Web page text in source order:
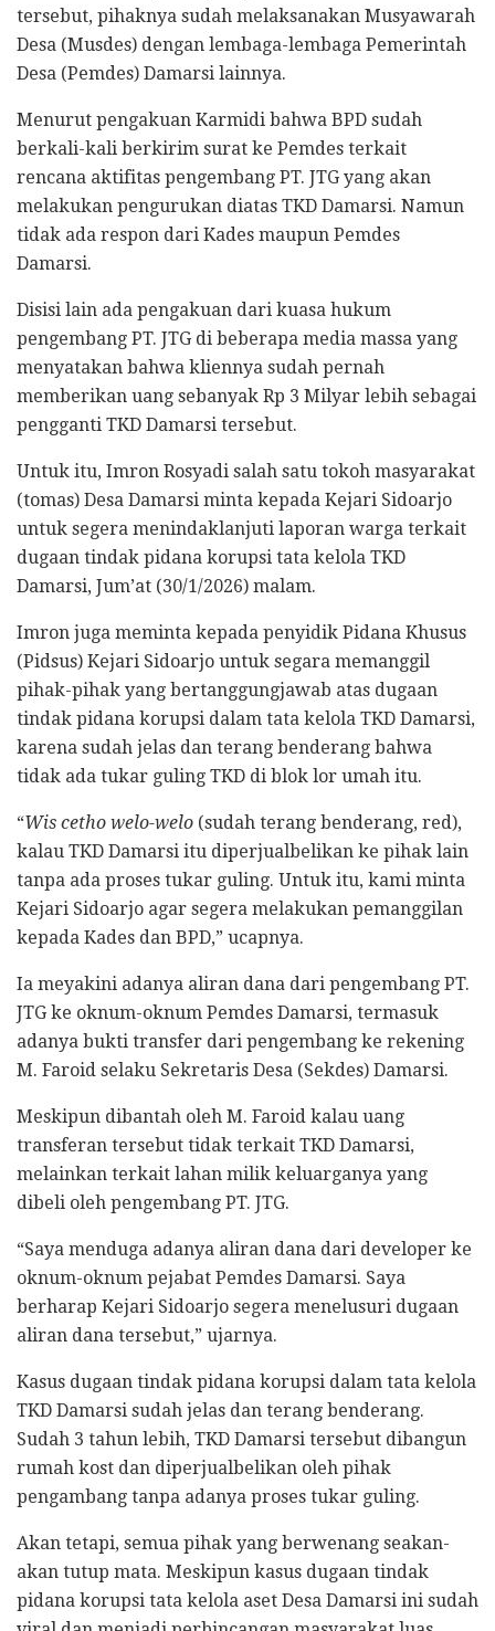
tersebut, pihaknya sudah melaksanakan Musyawarah
Desa (Musdes) dengan lembaga-lembaga Pemerintah
Desa (Pemdes) Damarsi lainnya.
Menurut pengakuan Karmidi bahwa BPD sudah
berkali-kali berkirim surat ke Pemdes terkait
rencana aktifitas pengembang PT. JTG yang akan
melakukan pengurukan diatas TKD Damarsi. Namun
tidak ada respon dari Kades maupun Pemdes
Damarsi.
Disisi lain ada pengakuan dari kuasa hukum
pengembang PT. JTG di beberapa media massa yang
menyatakan bahwa kliennya sudah pernah
memberikan uang sebanyak Rp 3 Milyar lebih sebagai
pengganti TKD Damarsi tersebut.
Untuk itu, Imron Rosyadi salah satu tokoh masyarakat
(tomas) Desa Damarsi minta kepada Kejari Sidoarjo
untuk segera menindaklanjuti laporan warga terkait
dugaan tindak pidana korupsi tata kelola TKD
Damarsi, Jum’at (30/1/2026) malam.
Imron juga meminta kepada penyidik Pidana Khusus
(Pidsus) Kejari Sidoarjo untuk segara memanggil
pihak-pihak yang bertanggungjawab atas dugaan
tindak pidana korupsi dalam tata kelola TKD Damarsi,
karena sudah jelas dan terang benderang bahwa
tidak ada tukar guling TKD di blok lor umah itu.
“Wis cetho welo-welo (sudah terang benderang, red),
kalau TKD Damarsi itu diperjualbelikan ke pihak lain
tanpa ada proses tukar guling. Untuk itu, kami minta
Kejari Sidoarjo agar segera melakukan pemanggilan
kepada Kades dan BPD,” ucapnya.
Ia meyakini adanya aliran dana dari pengembang PT.
JTG ke oknum-oknum Pemdes Damarsi, termasuk
adanya bukti transfer dari pengembang ke rekening
M. Faroid selaku Sekretaris Desa (Sekdes) Damarsi.
Meskipun dibantah oleh M. Faroid kalau uang
transferan tersebut tidak terkait TKD Damarsi,
melainkan terkait lahan milik keluarganya yang
dibeli oleh pengembang PT. JTG.
“Saya menduga adanya aliran dana dari developer ke
oknum-oknum pejabat Pemdes Damarsi. Saya
berharap Kejari Sidoarjo segera menelusuri dugaan
aliran dana tersebut,” ujarnya.
Kasus dugaan tindak pidana korupsi dalam tata kelola
TKD Damarsi sudah jelas dan terang benderang.
Sudah 3 tahun lebih, TKD Damarsi tersebut dibangun
rumah kost dan diperjualbelikan oleh pihak
pengambang tanpa adanya proses tukar guling.
Akan tetapi, semua pihak yang berwenang seakan-
akan tutup mata. Meskipun kasus dugaan tindak
pidana korupsi tata kelola aset Desa Damarsi ini sudah